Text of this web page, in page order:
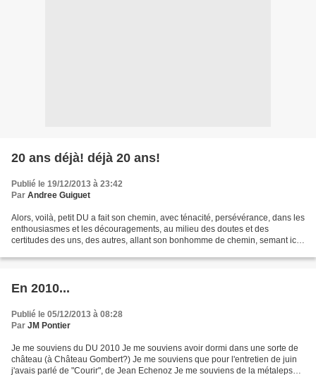
20 ans déjà! déjà 20 ans!
Publié le 19/12/2013 à 23:42
Par Andree Guiguet
Alors, voilà, petit DU a fait son chemin, avec ténacité, persévérance, dans les
enthousiasmes et les découragements, au milieu des doutes et des
certitudes des uns, des autres, allant son bonhomme de chemin, semant ici
En 2010...
Publié le 05/12/2013 à 08:28
Par JM Pontier
Je me souviens du DU 2010 Je me souviens avoir dormi dans une sorte de
château (à Château Gombert?) Je me souviens que pour l'entretien de juin
j'avais parlé de "Courir", de Jean Echenoz Je me souviens de la métalepse